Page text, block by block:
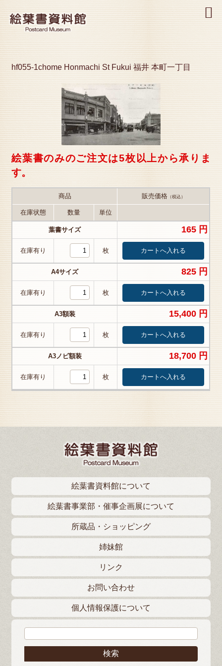
hf055-1chome Honmachi St Fukui 福井 本町一丁目
絵葉書のみのご注文は5枚以上から承りま
す。
商品 販売価格（税込）
在庫状態 数量 単位
葉書サイズ 165 円
在庫有り 枚
A4サイズ 825 円
在庫有り 枚
A3額装 15,400 円
在庫有り 枚
A3ノビ額装 18,700 円
在庫有り 枚
絵葉書資料館について
絵葉書事業部・催事企画展について
所蔵品・ショッピング
姉妹館
リンク
お問い合わせ
個人情報保護について